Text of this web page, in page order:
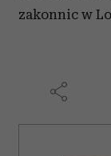
zakonnic w